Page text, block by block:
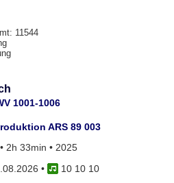
11544
1001-1006
ARS 89 003
2h 33min • 2025
•
10 10 10